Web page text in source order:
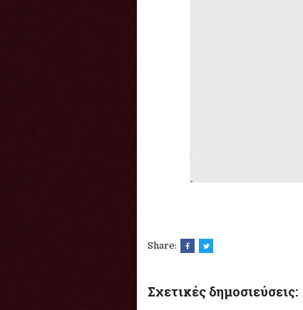
Share:
Σχετικές δημοσιεύσεις: